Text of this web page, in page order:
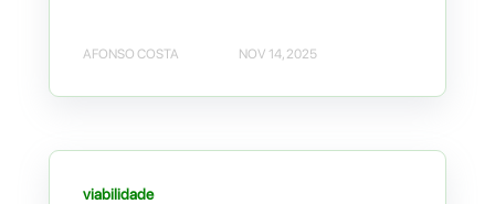
AFONSO COSTA NOV 14, 2025
viabilidade